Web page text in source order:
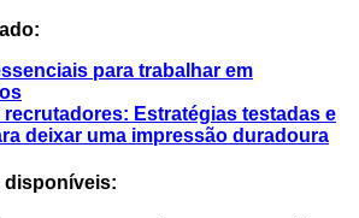
para trabalhar em
Estratégias testadas e
deixar uma impressão duradoura
disponíveis: